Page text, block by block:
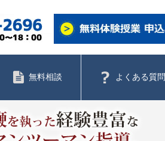
無料相談 よくある質問